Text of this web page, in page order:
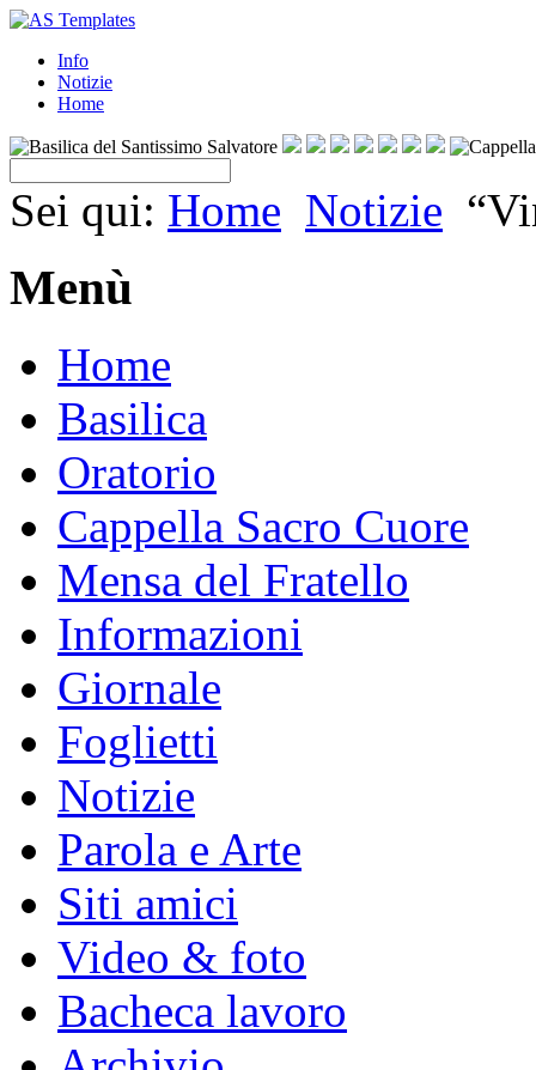
Info
Notizie
Home
Sei qui: Home Notizie
Menù
Home
Basilica
Oratorio
Cappella Sacro Cuore
Mensa del Fratello
Informazioni
Giornale
Foglietti
Notizie
Parola e Arte
Siti amici
Video & foto
Bacheca lavoro